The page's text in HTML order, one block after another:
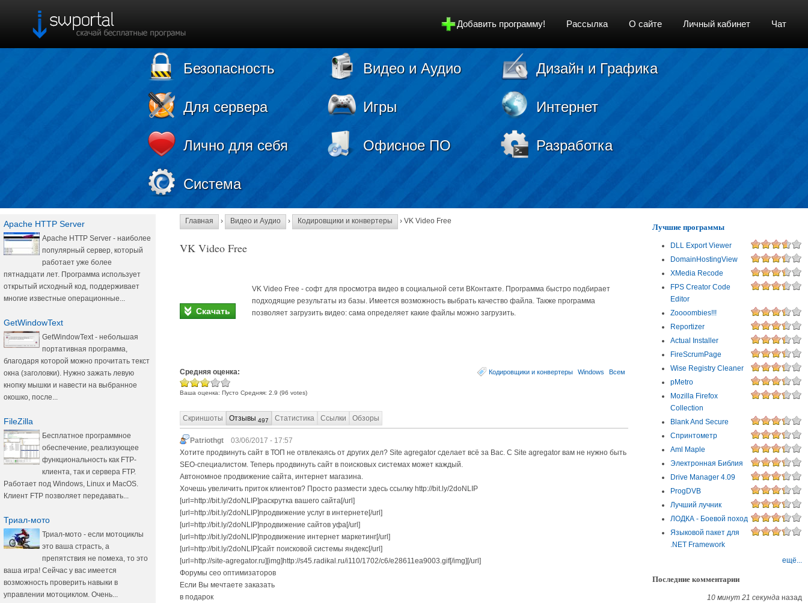
Добавить программу! Рассылка О сайте Личный кабинет Чат
Безопасность Видео и Аудио Дизайн и Графика
Для сервера Игры Интернет
Лично для себя Офисное ПО Разработка
Система
Apache HTTP Server
Apache HTTP Server - наиболее
популярный сервер, который
работает уже более
пятнадцати лет. Программа использует
открытый исходный код, поддерживает
многие известные операционные...
GetWindowText
GetWindowText - небольшая
портативная программа,
благодаря которой можно прочитать текст
окна (заголовки). Нужно зажать левую
кнопку мышки и навести на выбранное
окошко, после...
FileZilla
Бесплатное программное
обеспечение, реализующее
функциональность как FTP-
клиента, так и сервера FTP.
Работает под Windows, Linux и MacOS.
Клиент FTP позволяет передавать...
Триал-мото
Триал-мото - если мотоциклы
это ваша страсть, а
препятствия не помеха, то это
ваша игра! Сейчас у вас имеется
возможность проверить навыки в
управлении мотоциклом. Очень...
Главная › Видео и Аудио › Кодировщики и конвертеры › VK Video Free
VK Video Free
Скачать
VK Video Free - софт для просмотра видео в социальной сети ВКонтакте. Программа быстро подбирает
подходящие результаты из базы. Имеется возможность выбрать качество файла. Также программа
позволяет загрузить видео: сама определяет какие файлы можно загрузить.
Кодировщики и конвертеры Windows Всем
Средняя оценка:
Ваша оценка: Пусто Средняя: 2.9 (96 votes)
Скриншоты Отзывы 497 Статистика Ссылки Обзоры
Patriothgt
03/06/2017 - 17:57
Хотите продвинуть сайт в ТОП не отвлекаясь от других дел? Site agregator сделает всё за Вас. С Site agregator вам не нужно быть
SEO-специалистом. Теперь продвинуть сайт в поисковых системах может каждый.
Автономное продвижение сайта, интернет магазина.
Хочешь увеличить приток клиентов? Просто размести здесь ссылку http://bit.ly/2doNLIP
[url=http://bit.ly/2doNLIP]раскрутка вашего сайта[/url]
[url=http://bit.ly/2doNLIP]продвижение услуг в интернете[/url]
[url=http://bit.ly/2doNLIP]продвижение сайтов уфа[/url]
[url=http://bit.ly/2doNLIP]продвижение интернет маркетинг[/url]
[url=http://bit.ly/2doNLIP]сайт поисковой системы яндекс[/url]
[url=http://site-agregator.ru][img]http://s45.radikal.ru/i110/1702/c6/e28611ea9003.gif[/img][/url]
Форумы сео оптимизаторов
Если Вы мечтаете заказать
в подарок
Лучшие программы
DLL Export Viewer
DomainHostingView
XMedia Recode
FPS Creator Code
Editor
Zoooombies!!!
Reportizer
Actual Installer
FireScrumPage
Wise Registry Cleaner
pMetro
Mozilla Firefox
Collection
Blank And Secure
Спринтометр
Aml Maple
Электронная Библия
Drive Manager 4.09
ProgDVB
Лучший лучник
ЛОДКА - Боевой поход
Языковой пакет для
.NET Framework
ещё...
Последние комментарии
10 минут 21 секунданазад